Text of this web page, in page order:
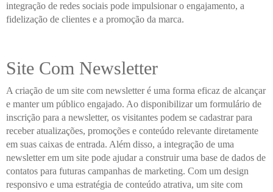
integração de redes sociais pode impulsionar o engajamento, a
fidelização de clientes e a promoção da marca.
Site Com Newsletter
A criação de um site com newsletter é uma forma eficaz de alcançar
e manter um público engajado. Ao disponibilizar um formulário de
inscrição para a newsletter, os visitantes podem se cadastrar para
receber atualizações, promoções e conteúdo relevante diretamente
em suas caixas de entrada. Além disso, a integração de uma
newsletter em um site pode ajudar a construir uma base de dados de
contatos para futuras campanhas de marketing. Com um design
responsivo e uma estratégia de conteúdo atrativa, um site com